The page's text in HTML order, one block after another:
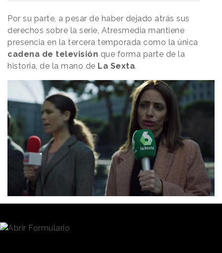
Por su parte, a pesar de haber dejado atrás sus
derechos sobre la serie, Atresmedia mantiene
presencia en la tercera temporada como la única
cadena de televisión que forma parte de la
historia, de la mano de La Sexta.
controla y monitoriza el pulso del gobernador del